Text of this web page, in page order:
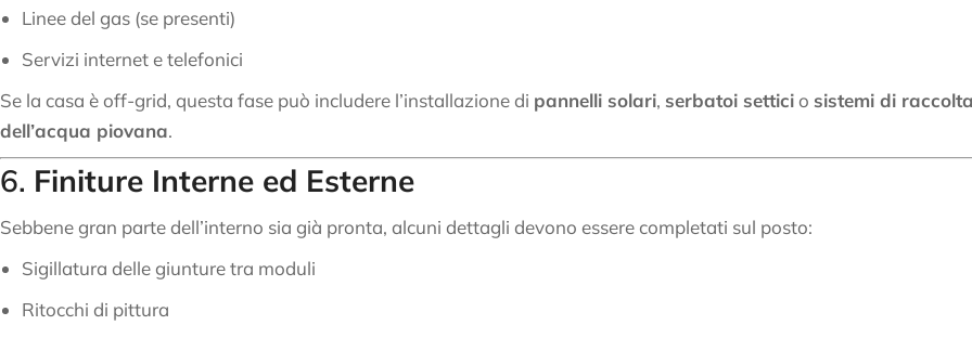
Linee del gas (se presenti)
Servizi internet e telefonici
Se la casa è off-grid, questa fase può includere l’installazione di pannelli solari, serbatoi setticio sistemi di raccolta
dell’acqua piovana.
6. Finiture Interne ed Esterne
Sebbene gran parte dell’interno sia già pronta, alcuni dettagli devono essere completati sul posto:
Sigillatura delle giunture tra moduli
Ritocchi di pittura